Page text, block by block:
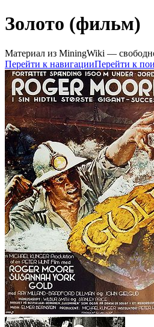
Золото (фильм)
Материал из MiningWiki —
Перейти к навигацииПерейти к